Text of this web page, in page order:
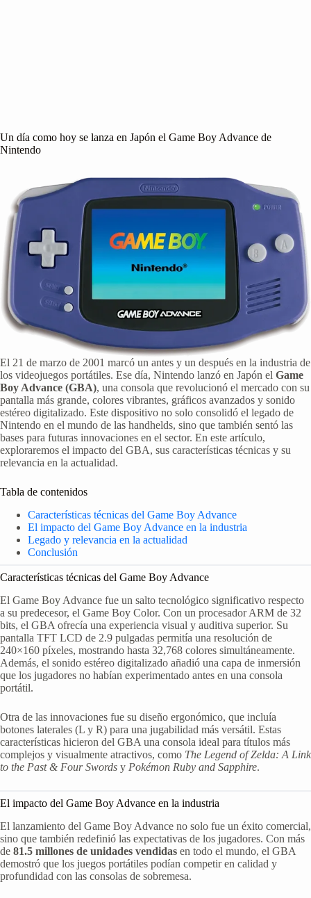
Un día como hoy se lanza en Japón el Game Boy Advance de
Nintendo
El 21 de marzo de 2001 marcó un antes y un después en la industria de
los videojuegos portátiles. Ese día, Nintendo lanzó en Japón el Game
Boy Advance (GBA), una consola que revolucionó el mercado con su
pantalla más grande, colores vibrantes, gráficos avanzados y sonido
estéreo digitalizado. Este dispositivo no solo consolidó el legado de
Nintendo en el mundo de las handhelds, sino que también sentó las
bases para futuras innovaciones en el sector. En este artículo,
exploraremos el impacto del GBA, sus características técnicas y su
relevancia en la actualidad.
Tabla de contenidos
Características técnicas del Game Boy Advance
El impacto del Game Boy Advance en la industria
Legado y relevancia en la actualidad
Conclusión
Características técnicas del Game Boy Advance
El Game Boy Advance fue un salto tecnológico significativo respecto
a su predecesor, el Game Boy Color. Con un procesador ARM de 32
bits, el GBA ofrecía una experiencia visual y auditiva superior. Su
pantalla TFT LCD de 2.9 pulgadas permitía una resolución de
240×160 píxeles, mostrando hasta 32,768 colores simultáneamente.
Además, el sonido estéreo digitalizado añadió una capa de inmersión
que los jugadores no habían experimentado antes en una consola
portátil.
Otra de las innovaciones fue su diseño ergonómico, que incluía
botones laterales (L y R) para una jugabilidad más versátil. Estas
características hicieron del GBA una consola ideal para títulos más
complejos y visualmente atractivos, como The Legend of Zelda: A Link
to the Past & Four Swords y Pokémon Ruby and Sapphire.
El impacto del Game Boy Advance en la industria
El lanzamiento del Game Boy Advance no solo fue un éxito comercial,
sino que también redefinió las expectativas de los jugadores. Con más
de 81.5 millones de unidades vendidas en todo el mundo, el GBA
demostró que los juegos portátiles podían competir en calidad y
profundidad con las consolas de sobremesa.